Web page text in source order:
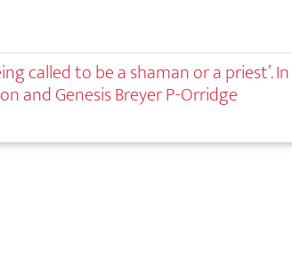
called to be a shaman or a priest’. In
and Genesis Breyer P-Orridge